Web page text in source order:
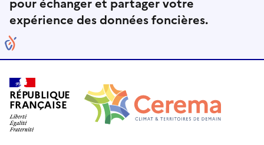
pour échanger et partager votre
expérience des données foncières.
RÉPUBLIQUE
FRANÇAISE